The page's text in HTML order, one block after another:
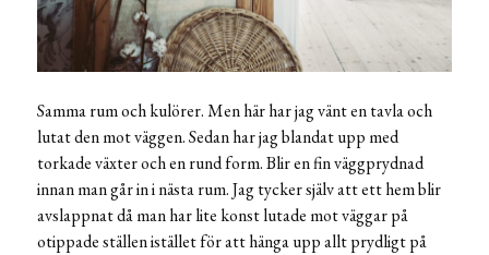
Samma rum och kulörer. Men här har jag vänt en tavla och
lutat den mot väggen. Sedan har jag blandat upp med
torkade växter och en rund form. Blir en fin väggprydnad
innan man går in i nästa rum. Jag tycker själv att ett hem blir
avslappnat då man har lite konst lutade mot väggar på
otippade ställen istället för att hänga upp allt prydligt på